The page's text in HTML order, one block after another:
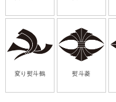
変り熨斗鶴 熨斗菱